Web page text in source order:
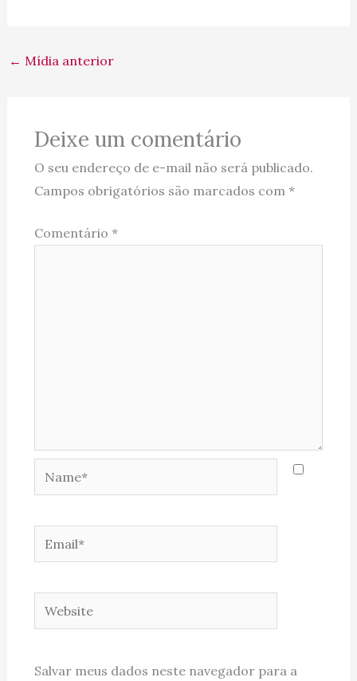
← Mídia anterior
Deixe um comentário
O seu endereço de e-mail não será publicado.
Campos obrigatórios são marcados com *
Comentário *
Name*
Email*
Website
Salvar meus dados neste navegador para a